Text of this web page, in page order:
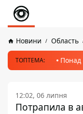
Новини Область
ТОПТЕМА: Понад
12:02, 06 липня
Потрапила в